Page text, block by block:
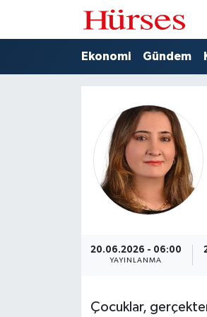
Ekonomi Gündem
20.06.2026 - 06:00
YAYINLANMA
Çocuklar,
Ekonomi
Kültür & Sanat
Hava Durumu
Süper Lig Puan Durumu ve
Tüm Manşetler
Son Dakika Haberleri